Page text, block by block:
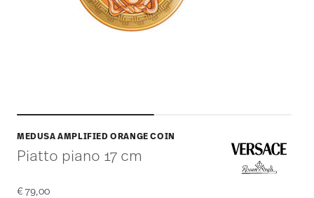
MEDUSA AMPLIFIED ORANGE COIN
Piatto piano 17 cm
€ 79,00